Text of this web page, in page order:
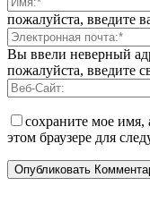
пожалуйста, введите
Вы ввели неверный
пожалуйста, введите
сохраните мое имя,
этом браузере для